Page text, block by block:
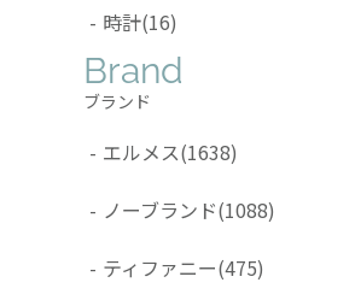
- 時計(16)
Brand
ブランド
- エルメス(1638)
- ノーブランド(1088)
- ティファニー(475)